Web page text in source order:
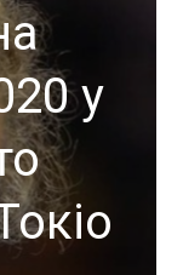
у